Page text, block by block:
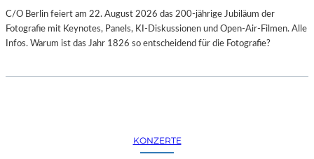
C/O Berlin feiert am 22. August 2026 das 200-jährige Jubiläum der
Fotografie mit Keynotes, Panels, KI-Diskussionen und Open-Air-Filmen. Alle
Infos. Warum ist das Jahr 1826 so entscheidend für die Fotografie?
KONZERTE